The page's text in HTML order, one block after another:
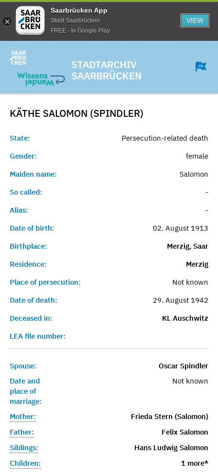
Saarbrücken App
Stadt Saarbrücken
FREE - In Google Play
VIEW
STADTARCHIV
SAARBRÜCKEN
KÄTHE SALOMON (SPINDLER)
State:
Persecution-related death
Gender:
female
Maiden name:
Salomon
So called:
-
Alias:
-
Date of birth:
02. August 1913
Birthplace:
Merzig, Saar
Residence:
Merzig
Place of persecution:
Not known
Date of death:
29. August 1942
Deceased in:
KL Auschwitz
LEA file number:
Spouse:
Oscar Spindler
Date and
place of
marriage:
Not known
Mother:
Frieda Stern (Salomon)
Father:
Felix Salomon
Siblings:
Hans Ludwig Salomon
Children:
1 more*